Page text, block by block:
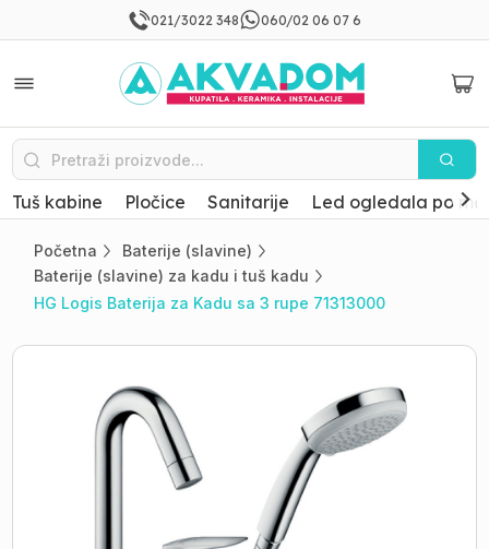
021/3022 348 060/02 06 07 6
Tuš kabine Pločice Sanitarije Led ogledala po
Početna
Baterije (slavine)
Baterije (slavine) za kadu i tuš kadu
HG Logis Baterija za Kadu sa 3 rupe 71313000